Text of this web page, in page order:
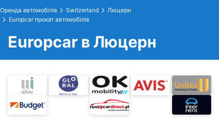
Оренда автомобілів Switzerland
Люцерн
Europcar прокат автомобілів
Europcar в Люцерн